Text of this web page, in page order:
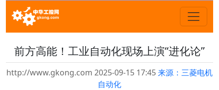
前方高能！工业自动化现场上演“进化论”
http://www.gkong.com 2025-09-15 17:45来源：三菱电机
自动化